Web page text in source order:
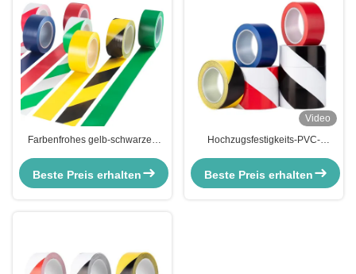
Farbenfrohes gelb-schwarzes
Beste Preis erhalten
Video
Hochzugsfestigkeits-PVC-
Lagersicherheit in Schwarz und
Gelb
Beste Preis erhalten